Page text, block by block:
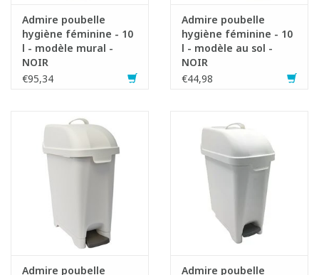
Admire poubelle
hygiène féminine - 10
l - modèle mural -
NOIR
€95,34
Admire poubelle
hygiène féminine - 10
l - modèle au sol -
NOIR
€44,98
Admire poubelle
Admire poubelle